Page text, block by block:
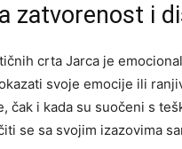
zatvorenost i
crta Jarca je
svoje emocije ili
čak i kada su suočeni s
se sa svojim izazovima